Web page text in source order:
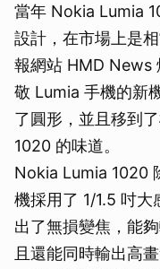
當年 Nokia Lumia
設計，在市場上是
報網站 HMD News
敬 Lumia 手機的新
了圓形，並且移到
1020 的味道。
Nokia Lumia 1020
機採用了 1/1.5 吋
出了無損變焦，能
且還能同時輸出高